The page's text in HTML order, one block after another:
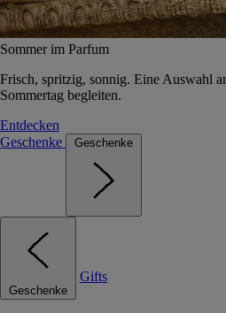
Sommer im Parfum
Frisch, spritzig, sonnig. Eine Auswahl
Sommertag begleiten.
Entdecken
Geschenke
Geschenke
Geschenke
Gifts